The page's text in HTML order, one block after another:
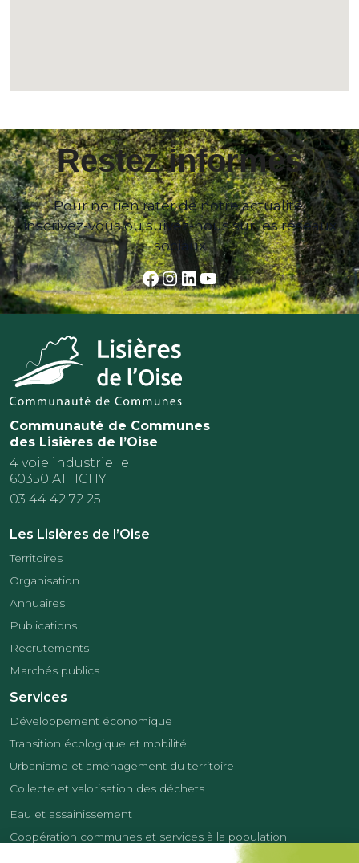
Restez informés
Pour ne rien rater de notre actualité,
inscrivez-vous ou suivez-nous sur les réseaux
sociaux
Facebook
Instagram
LinkedIn
YouTube
Communauté de Communes
des Lisières de l’Oise
4 voie industrielle
60350 ATTICHY
03 44 42 72 25
Les Lisières de l’Oise
Territoires
Organisation
Annuaires
Publications
Recrutements
Marchés publics
Services
Développement économique
Transition écologique et mobilité
Urbanisme et aménagement du territoire
Collecte et valorisation des déchets
Eau et assainissement
Coopération communes et services à la population